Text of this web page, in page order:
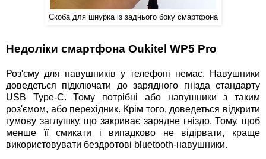
Скоба для шнурка із заднього боку смартфона
Недоліки смартфона Oukitel WP5 Pro
Роз'єму для навушників у телефоні немає. Навушники
доведеться підключати до зарядного гнізда стандарту
USB Type-C. Тому потрібні або навушники з таким
роз'ємом, або перехідник. Крім того, доведеться відкрити
гумову заглушку, що закриває зарядне гніздо. Тому, щоб
менше її смикати і випадково не відірвати, краще
використовувати бездротові bluetooth-навушники.